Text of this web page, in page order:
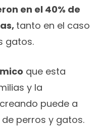
en el 40% de
tanto en el caso
gatos.
que esta
y la
puede a
perros y gatos.